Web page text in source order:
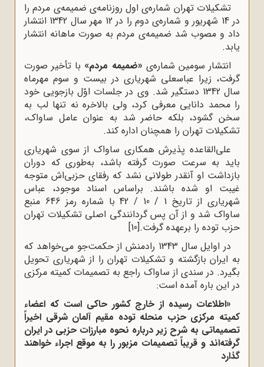
تشکیلات تهران شماره‌ی اول روزنامه‌ی ضمیمه‌ی مردم را
در 14 شهریور و شماره‌ی دوم را در 12 مهر سال 1342 انتشار
داد و مصوب شد ضمیمه‌ی مردم به صورت ماهانه انتشار
یابد.
انتشار سومین شماره‌ی «ضمیمه مردم» با تأخیر صورت
گرفت، زیرا عباسعلی شهریاری در بیست و سوم مهرماه
سال 1342 دستگیر شد. وی در جلسات اوّل بازجویی خود
را محمد دانایی معرفی کرد، ولی بالاخره نه تنها لب به
سخن گشود، بلکه حاضر شد به عنوان عامل ساواک،
تشکیلات تهران را همچنان اداره کند.
علی‌القاعده پذیرش همکاری ساواک از سوی شهریاری
باید به سرعت صورت گرفته باشد، به‌طوری که دوران
بازداشت او آنقدر طولانی نشد که رفقای حزبی‌اش متوجه
غیبت او شده باشند. براساس اسناد موجود، عباس
شهریاری از تاریخ 1 / 10 / 42 با شماره رمز 646 منبع
ساواک شد و از آن پس گردانندگی اصلی تشکیلات تهران
حزب توده را برعهده گرفت.[10]
در اوایل سال 1343 رادمنش از حکمت‌جو می‌خواهد که
به ایران بازگشته و تشکیلات تهران را از شهریاری تحویل
بگیرد. در سندی از ساواک راجع به تصمیمات کمیته مرکزی
در این باره آمده است:
«اطلاعات رسیده از خارج کشور حاکی است که اعضاء
کمیته مرکزی حزب منحله توده مقیم آلمان شرقی اخیراً
تصمیماتی به شرح زیر درباره نحوه مبارزات حزبی در ایران
گرفته‌اند و قریباً تصمیمات مزبور را به موقع اجراء خواهند
گذارد